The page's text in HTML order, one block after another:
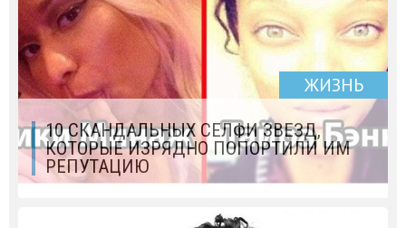
ЖИЗНЬ
10 СКАНДАЛЬНЫХ СЕЛФИ ЗВЕЗД,
КОТОРЫЕ ИЗРЯДНО ПОПОРТИЛИ ИМ
РЕПУТАЦИЮ